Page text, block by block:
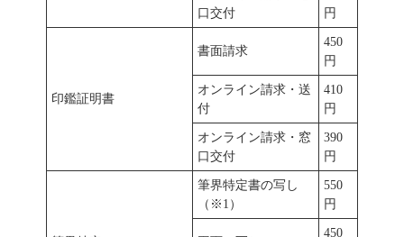
口交付
円
印鑑証明書
書面請求
450
円
オンライン請求・送
付
410
円
オンライン請求・窓
口交付
390
円
筆界特定書の写し
（※1）
550
円
450